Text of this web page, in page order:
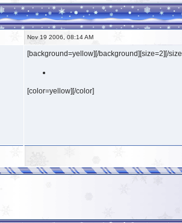
Nov 19 2006, 08:14 AM
[background=yellow][/background][size=2][/
[color=yellow][/color]